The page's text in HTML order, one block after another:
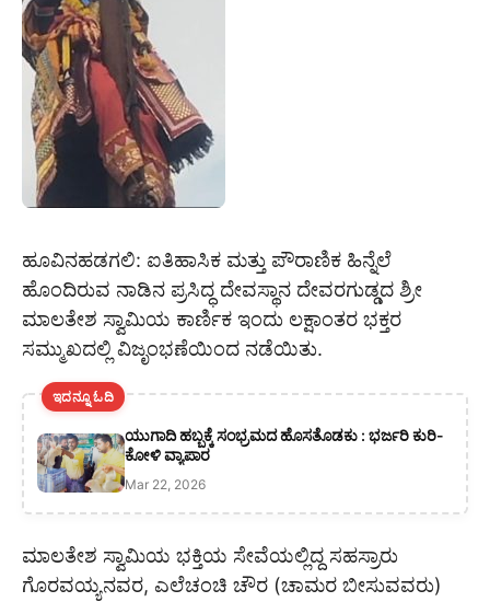
ಹೂವಿನಹಡಗಲಿ: ಐತಿಹಾಸಿಕ ಮತ್ತು ಪೌರಾಣಿಕ ಹಿನ್ನೆಲೆ
ಹೊಂದಿರುವ ನಾಡಿನ ಪ್ರಸಿದ್ಧ ದೇವಸ್ಥಾನ ದೇವರಗುಡ್ಡದ ಶ್ರೀ
ಮಾಲತೇಶ ಸ್ವಾಮಿಯ ಕಾರ್ಣಿಕ ಇಂದು ಲಕ್ಷಾಂತರ ಭಕ್ತರ
ಸಮ್ಮುಖದಲ್ಲಿ ವಿಜೃಂಭಣೆಯಿಂದ ನಡೆಯಿತು.
ಇದನ್ನೂ ಓದಿ
ಯುಗಾದಿ ಹಬ್ಬಕ್ಕೆ ಸಂಭ್ರಮದ ಹೊಸತೊಡಕು : ಭರ್ಜರಿ ಕುರಿ-
ಕೋಳಿ ವ್ಯಾಪಾರ
Mar 22, 2026
ಮಾಲತೇಶ ಸ್ವಾಮಿಯ ಭಕ್ತಿಯ ಸೇವೆಯಲ್ಲಿದ್ದ ಸಹಸ್ರಾರು
ಗೊರವಯ್ಯನವರ, ಎಲೆಚಂಚಿ ಚೌರ (ಚಾಮರ ಬೀಸುವವರು)